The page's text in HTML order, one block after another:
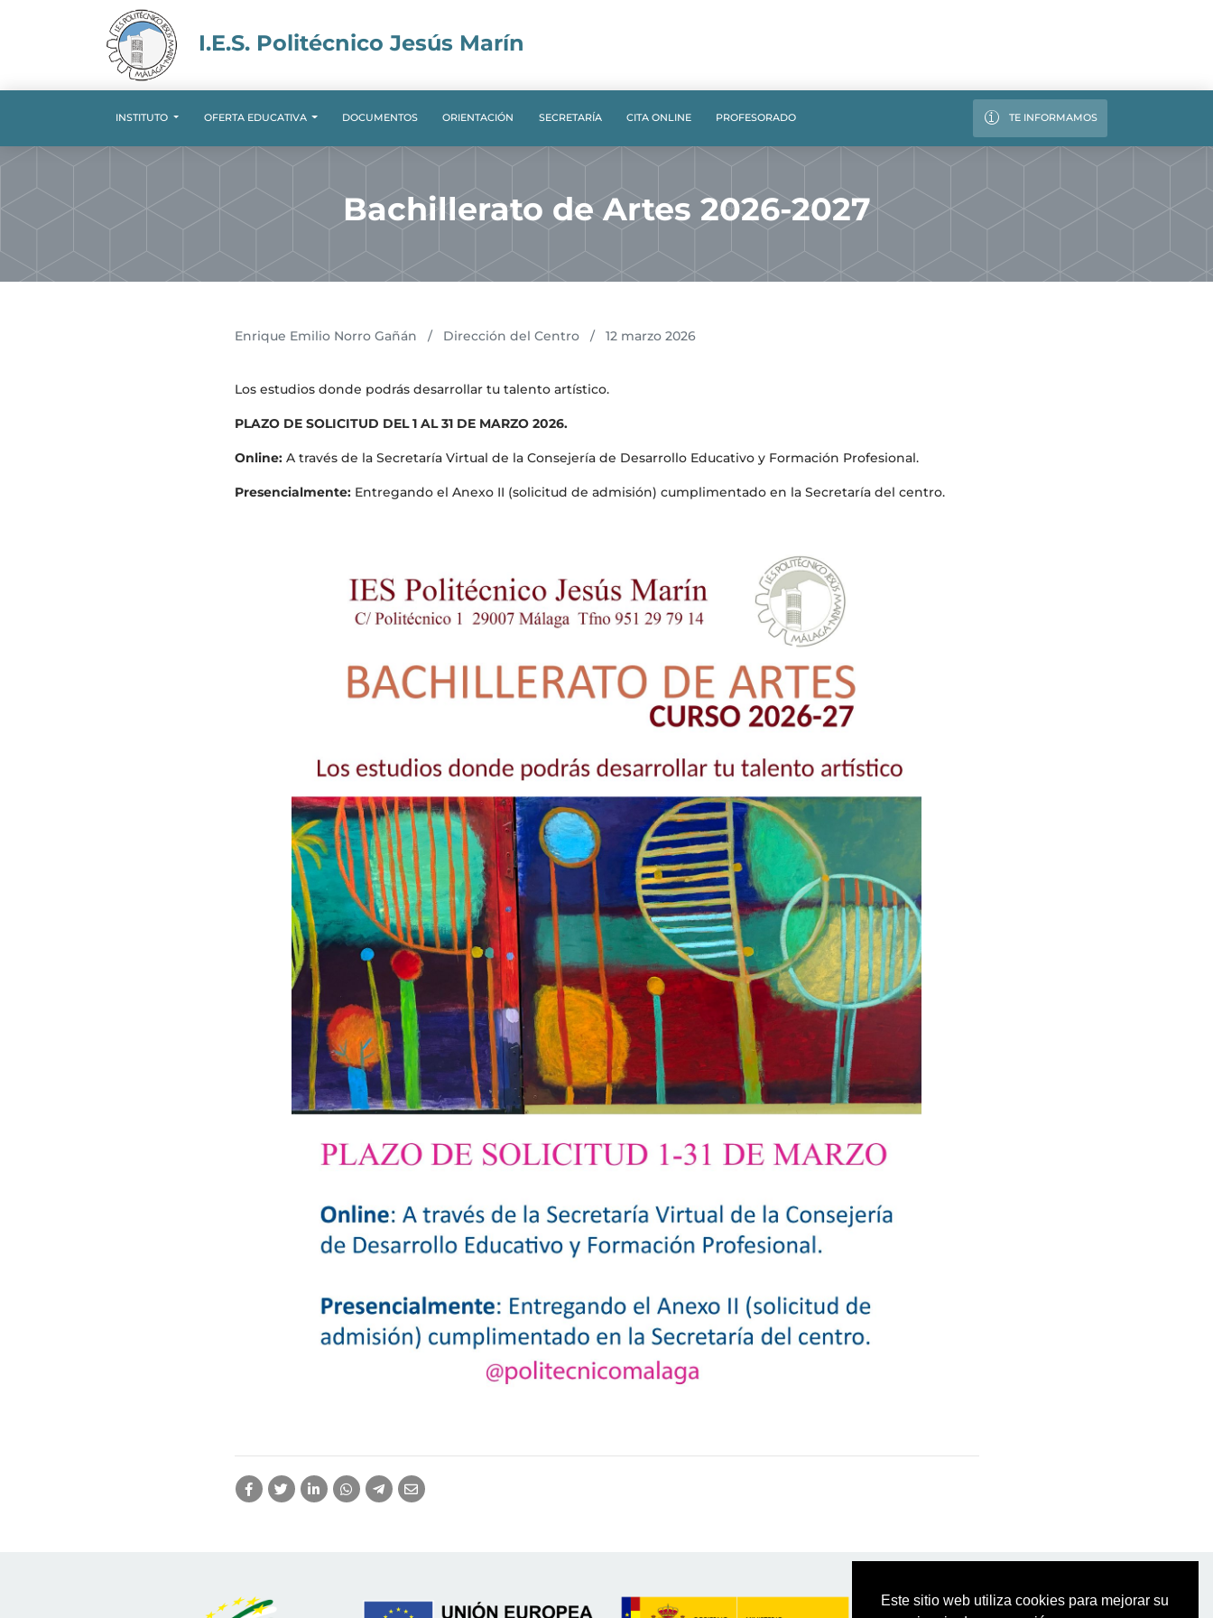
Este sitio web utiliza cookies para mejorar su
I.E.S. Politécnico Jesús Marín
INSTITUTO OFERTA EDUCATIVA DOCUMENTOS ORIENTACIÓN SECRETARÍA CITA ONLINE PROFESORADO TE INFORMAMOS
Bachillerato de Artes 2026-2027
Enrique Emilio Norro Gañán / Dirección del Centro / 12 marzo 2026
Los estudios donde podrás desarrollar tu talento artístico.
PLAZO DE SOLICITUD DEL 1 AL 31 DE MARZO 2026.
Online:A través de la Secretaría Virtual de la Consejería de Desarrollo Educativo y Formación Profesional.
Presencialmente:Entregando el Anexo II (solicitud de admisión) cumplimentado en la Secretaría del centro.